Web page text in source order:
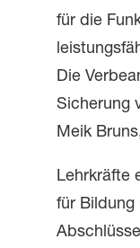
für die
Die
Sicherung
Meik
Lehrkräfte
für Bildung